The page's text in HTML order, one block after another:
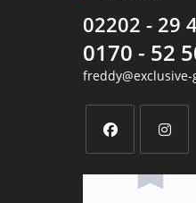
02202 - 29
0170 - 52
in
in